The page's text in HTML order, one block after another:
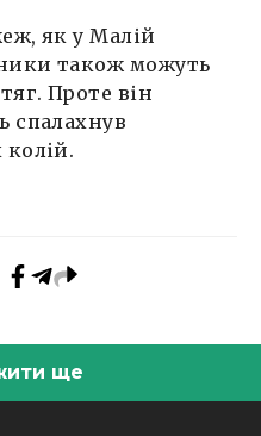
як у Малій
також можуть
Проте він
спалахнув
колій.
ще